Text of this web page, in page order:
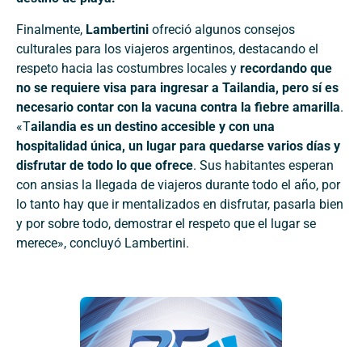
Finalmente, Lambertini ofreció algunos consejos
culturales para los viajeros argentinos, destacando el
respeto hacia las costumbres locales y recordando que
no se requiere visa para ingresar a Tailandia, pero sí es
necesario contar con la vacuna contra la fiebre amarilla.
«Tailandia es un destino accesible y con una
hospitalidad única, un lugar para quedarse varios días y
disfrutar de todo lo que ofrece. Sus habitantes esperan
con ansias la llegada de viajeros durante todo el año, por
lo tanto hay que ir mentalizados en disfrutar, pasarla bien
y por sobre todo, demostrar el respeto que el lugar se
merece», concluyó Lambertini.